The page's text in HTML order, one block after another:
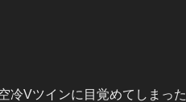
冷Vツインに目覚めてしまった